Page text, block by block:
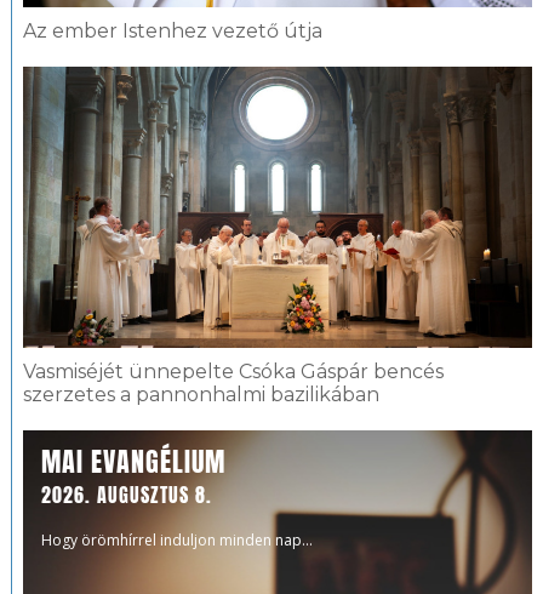
Az ember Istenhez vezető útja
Vasmiséjét ünnepelte Csóka Gáspár bencés
szerzetes a pannonhalmi bazilikában
MAI EVANGÉLIUM
2026. AUGUSZTUS 8.
Hogy örömhírrel induljon minden nap...